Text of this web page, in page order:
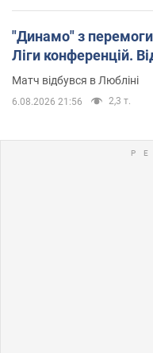
"Динамо" з перемоги
Ліги конференцій.
Матч відбувся в Любліні
6.08.2026 21:56 2,3 т.